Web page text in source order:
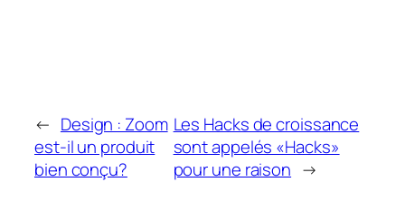
← Design : Zoom
est-il un produit
bien conçu?
Les Hacks de croissance
sont appelés «Hacks»
pour une raison →